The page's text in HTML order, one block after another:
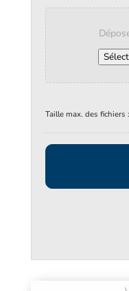
Taille max. des fichiers